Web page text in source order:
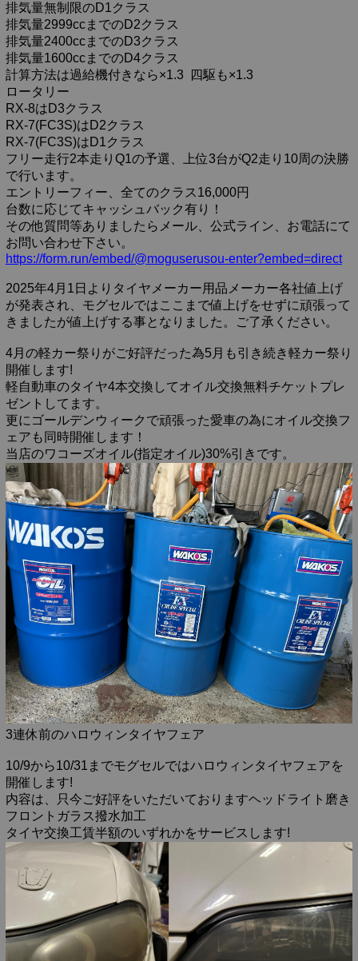
排気量無制限のD1クラス
排気量2999ccまでのD2クラス
排気量2400ccまでのD3クラス
排気量1600ccまでのD4クラス
計算方法は過給機付きなら×1.3 四駆も×1.3
ロータリー
RX-8はD3クラス
RX-7(FC3S)はD2クラス
RX-7(FC3S)はD1クラス
フリー走行2本走りQ1の予選、上位3台がQ2走り10周の決勝
で行います。
エントリーフィー、全てのクラス16,000円
台数に応じてキャッシュバック有り！
その他質問等ありましたらメール、公式ライン、お電話にて
お問い合わせ下さい。
https://form.run/embed/@moguserusou-enter?embed=direct
2025年4月1日よりタイヤメーカー用品メーカー各社値上げ
が発表され、モグセルではここまで値上げをせずに頑張って
きましたが値上げする事となりました。ご了承ください。
4月の軽カー祭りがご好評だった為5月も引き続き軽カー祭り
開催します!
軽自動車のタイヤ4本交換してオイル交換無料チケットプレ
ゼントしてます。
更にゴールデンウィークで頑張った愛車の為にオイル交換フ
ェアも同時開催します！
当店のワコーズオイル(指定オイル)30%引きです。
3連休前のハロウィンタイヤフェア
10/9から10/31までモグセルではハロウィンタイヤフェアを
開催します!
内容は、只今ご好評をいただいておりますヘッドライト磨き
フロントガラス撥水加工
タイヤ交換工賃半額のいずれかをサービスします!